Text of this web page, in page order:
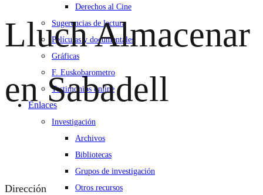
Derechos al Cine
Sugerencias de lectura
Películas y documentales
Gráficas
F. Euskobarometro
Testimonios online
Enlaces
Investigación
Archivos
Bibliotecas
Grupos de investigación
Otros recursos
LluchAlmacenar
en Sabadell
Dirección